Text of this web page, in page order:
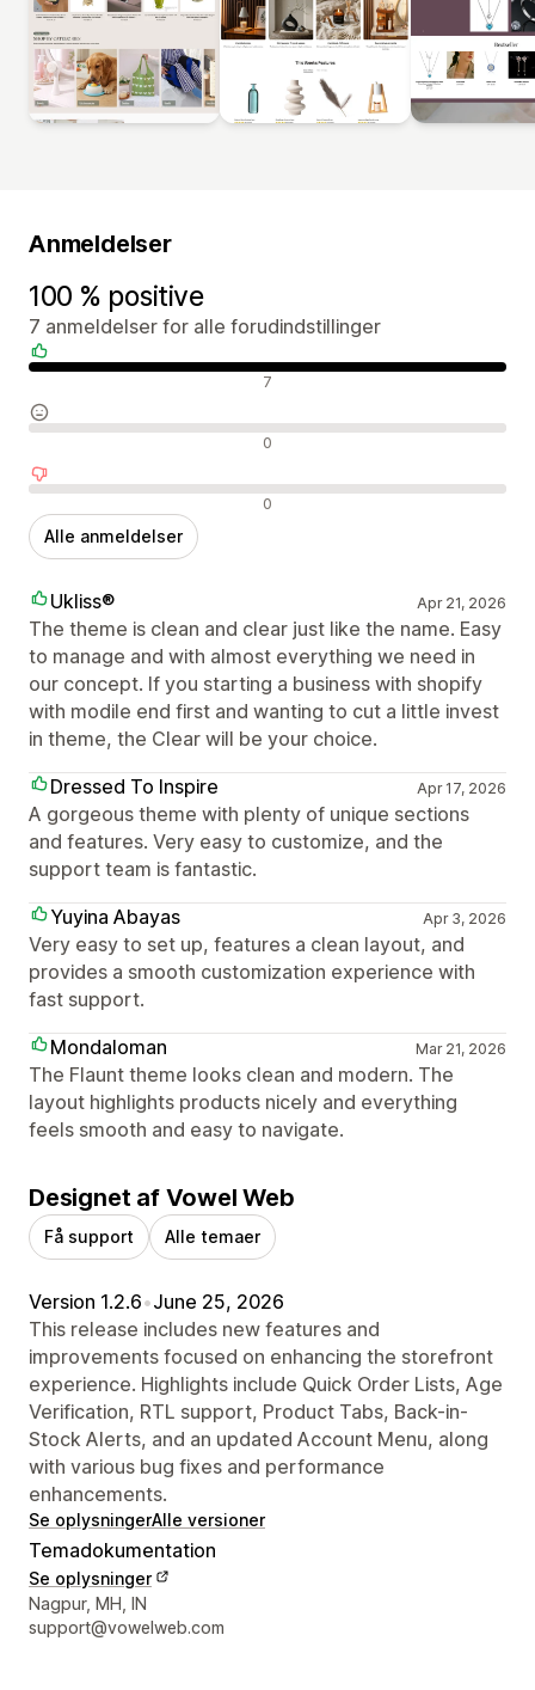
Anmeldelser
100 % positive
7 anmeldelser for alle forudindstillinger
Positive anmeldelser 7
Neutrale anmeldelser 0
Negative anmeldelser 0
Alle anmeldelser
Ukliss® Apr 21, 2026
The theme is clean and clear just like the name. Easy
to manage and with almost everything we need in
our concept. If you starting a business with shopify
with modile end first and wanting to cut a little invest
in theme, the Clear will be your choice.
Dressed To Inspire
Apr 17, 2026
A gorgeous theme with plenty of unique sections
and features. Very easy to customize, and the
support team is fantastic.
Yuyina Abayas
Apr 3, 2026
Very easy to set up, features a clean layout, and
provides a smooth customization experience with
fast support.
Mondaloman
Mar 21, 2026
The Flaunt theme looks clean and modern. The
layout highlights products nicely and everything
feels smooth and easy to navigate.
Designet af Vowel Web
Få support Alle temaer
Version 1.2.6•June 25, 2026
This release includes new features and
improvements focused on enhancing the storefront
experience. Highlights include Quick Order Lists, Age
Verification, RTL support, Product Tabs, Back-in-
Stock Alerts, and an updated Account Menu, along
with various bug fixes and performance
enhancements.
Se oplysningerAlle versioner
Temadokumentation
Se oplysninger
Se kontaktoplysninger
Nagpur, MH, IN
support@vowelweb.com